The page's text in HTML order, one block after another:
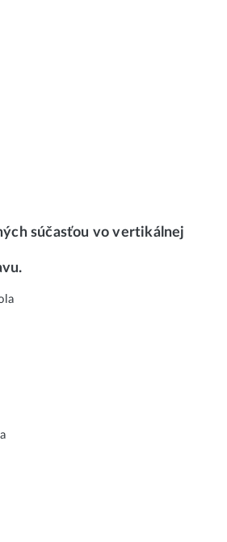
súčasťou vo vertikálnej